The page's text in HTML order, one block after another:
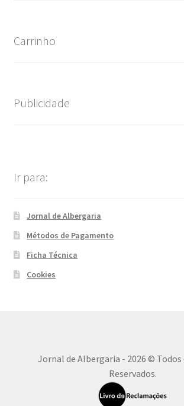
Carrinho
Publicidade
Ir para:
Jornal de Albergaria
Métodos de Pagamento
Ficha Técnica
Cookies
Jornal de Albergaria - 2026 ©
Reservados.